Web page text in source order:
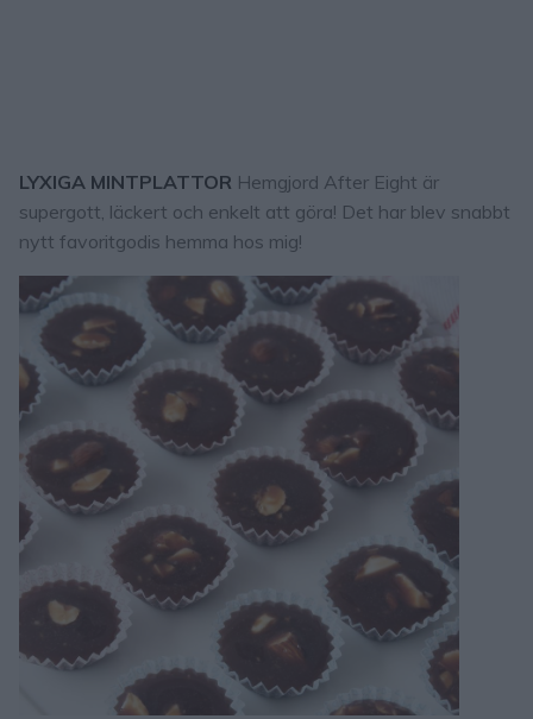
LYXIGA MINTPLATTOR Hemgjord After Eight är
supergott, läckert och enkelt att göra! Det har blev snabbt
nytt favoritgodis hemma hos mig!